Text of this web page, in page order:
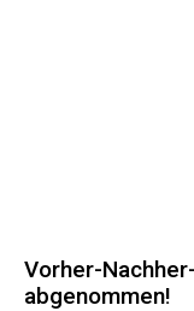
Vorher-
abgenommen!